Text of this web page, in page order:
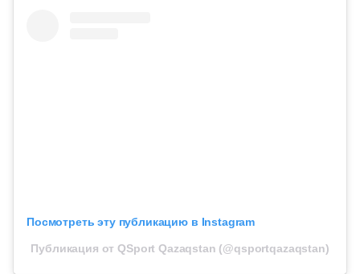
Посмотреть эту публикацию в Instagram
Публикация от QSport Qazaqstan (@qsportqazaqstan)